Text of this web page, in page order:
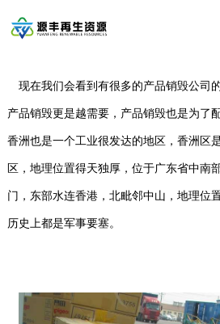
现在我们会看到有很多的产品销毁公司
产品销毁更是越需要，产品销毁也是为了
香洲也是一个工业很发达的地区，香洲区
区，地理位置得天独厚，位于广东省中南
门，东部水连香港，北毗邻中山，地理位
历史上都是军事要塞。